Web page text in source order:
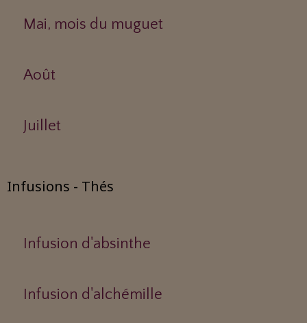
Mai, mois du muguet
Août
Juillet
Infusions - Thés
Infusion d'absinthe
Infusion d'alchémille